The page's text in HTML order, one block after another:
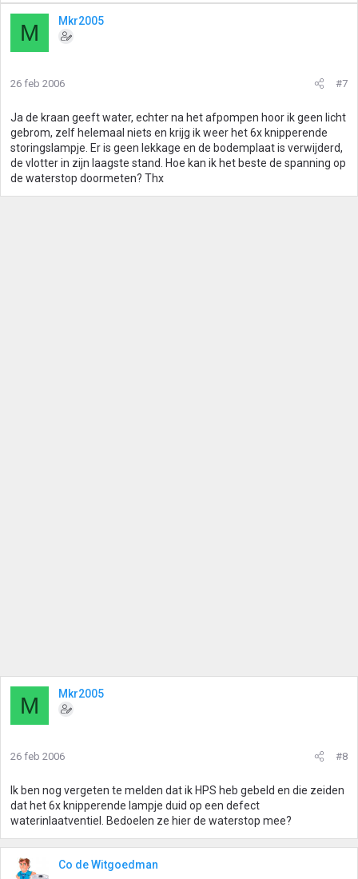
M Mkr2005
26 feb 2006 #7
Ja de kraan geeft water, echter na het afpompen hoor ik geen licht
gebrom, zelf helemaal niets en krijg ik weer het 6x knipperende
storingslampje. Er is geen lekkage en de bodemplaat is verwijderd,
de vlotter in zijn laagste stand. Hoe kan ik het beste de spanning op
de waterstop doormeten? Thx
M Mkr2005
26 feb 2006 #8
Ik ben nog vergeten te melden dat ik HPS heb gebeld en die zeiden
dat het 6x knipperende lampje duid op een defect
waterinlaatventiel. Bedoelen ze hier de waterstop mee?
Co de Witgoedman